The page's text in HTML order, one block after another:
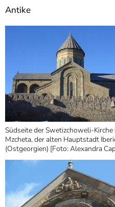
Antike
Südseite der Swetizchoweli-Kirche
Mzcheta, der alten Hauptstadt
(Ostgeorgien) [Foto: Alexandra